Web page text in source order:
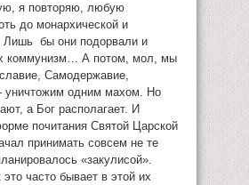
я повторяю, любую
до монархической и
Лишь бы они подорвали и
коммунизм… А потом, мол, мы
Самодержавие,
уничтожим одним махом. Но
а Бог располагает. И
почитания Святой Царской
принимать совсем не те
«закулисой».
часто бывает в этой их